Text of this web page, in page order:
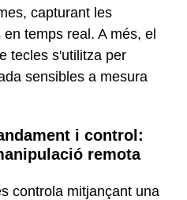
capturant les
temps real. A més, el
tecles s'utilitza per
sensibles a mesura
i control:
remota
controla mitjançant una